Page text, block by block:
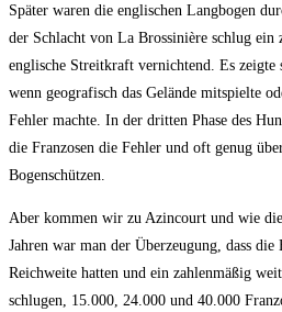
Später waren die englischen Langbogen
der Schlacht von La Brossinière schlug ein
englische Streitkraft vernichtend. Es zeigte
wenn geografisch das Gelände mitspielte
Fehler machte. In der dritten Phase des
die Franzosen die Fehler und oft genug
Bogenschützen.
Aber kommen wir zu Azincourt und wie
Jahren war man der Überzeugung, dass die
Reichweite hatten und ein zahlenmäßig
schlugen, 15.000, 24.000 und 40.000